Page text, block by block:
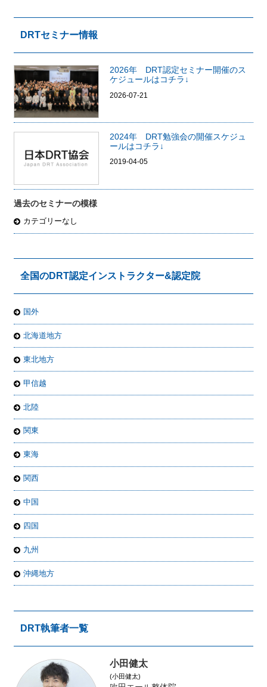
DRTセミナー情報
2026年 DRT認定セミナー開催のス
ケジュールはコチラ↓
2026-07-21
2024年 DRT勉強会の開催スケジュ
ールはコチラ↓
2019-04-05
過去のセミナーの模様
カテゴリーなし
全国のDRT認定インストラクター&認定院
国外
北海道地方
東北地方
甲信越
北陸
関東
東海
関西
中国
四国
九州
沖縄地方
DRT執筆者一覧
小田健太
(小田健太)